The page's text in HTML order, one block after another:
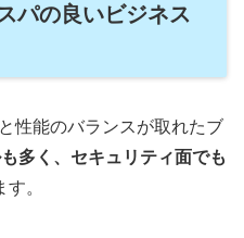
パの良いビジネス
性能のバランスが取れたブ
多く、セキュリティ面でも
。